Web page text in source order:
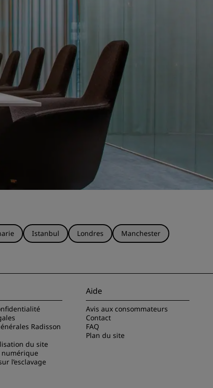
Istanbul Londres
Manchester
Radisson
du site
l’esclavage
Aide
Avis aux consommateurs
Contact
FAQ
Plan du site